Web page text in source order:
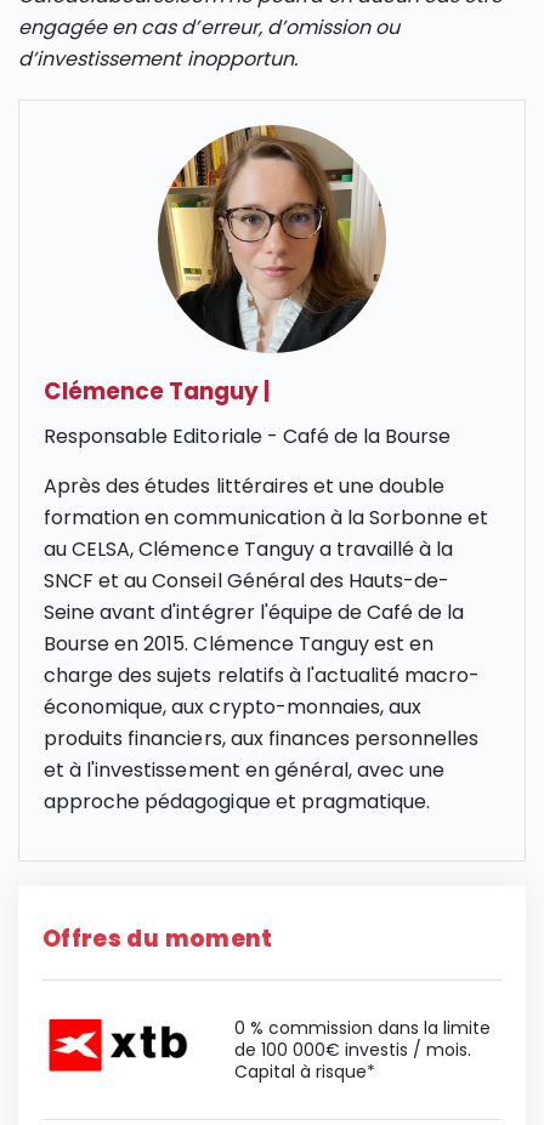
engagée en cas d’erreur, d’omission ou
d’investissement inopportun.
Clémence Tanguy
Responsable Editoriale - Café de la Bourse
Après des études littéraires et une double
formation en communication à la Sorbonne et
au CELSA, Clémence Tanguy a travaillé à la
SNCF et au Conseil Général des Hauts-de-
Seine avant d'intégrer l'équipe de Café de la
Bourse en 2015. Clémence Tanguy est en
charge des sujets relatifs à l'actualité macro-
économique, aux crypto-monnaies, aux
produits financiers, aux finances personnelles
et à l'investissement en général, avec une
approche pédagogique et pragmatique.
Offres du moment
0 % commission dans la limite
de 100 000€ investis / mois.
Capital à risque*